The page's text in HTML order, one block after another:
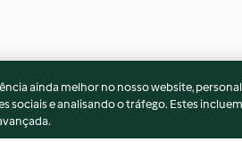
ainda melhor no nosso website,
e analisando o tráfego. Estes